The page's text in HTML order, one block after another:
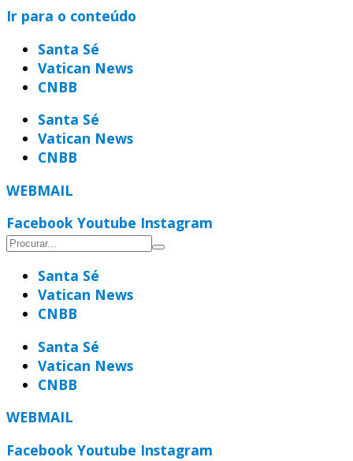
Ir para o conteúdo
Santa Sé
Vatican News
CNBB
Santa Sé
Vatican News
CNBB
WEBMAIL
Facebook Youtube Instagram
Santa Sé
Vatican News
CNBB
Santa Sé
Vatican News
CNBB
WEBMAIL
Facebook Youtube Instagram